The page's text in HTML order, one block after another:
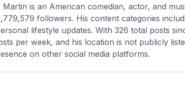
Martin is an American comedian, actor, and
followers. His content categories
lifestyle updates. With 326 total posts
per week, and his location is not publicly
on other social media platforms.